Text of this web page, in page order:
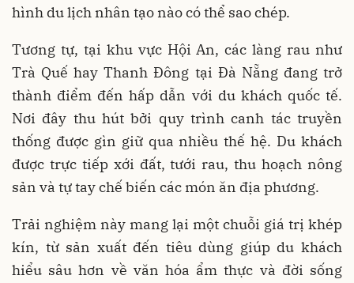
hình du lịch nhân tạo nào có thể sao chép.
Tương tự, tại khu vực Hội An, các làng rau như
Trà Quế hay Thanh Đông tại Đà Nẵng đang trở
thành điểm đến hấp dẫn với du khách quốc tế.
Nơi đây thu hút bởi quy trình canh tác truyền
thống được gìn giữ qua nhiều thế hệ. Du khách
được trực tiếp xới đất, tưới rau, thu hoạch nông
sản và tự tay chế biến các món ăn địa phương.
Trải nghiệm này mang lại một chuỗi giá trị khép
kín, từ sản xuất đến tiêu dùng giúp du khách
hiểu sâu hơn về văn hóa ẩm thực và đời sống